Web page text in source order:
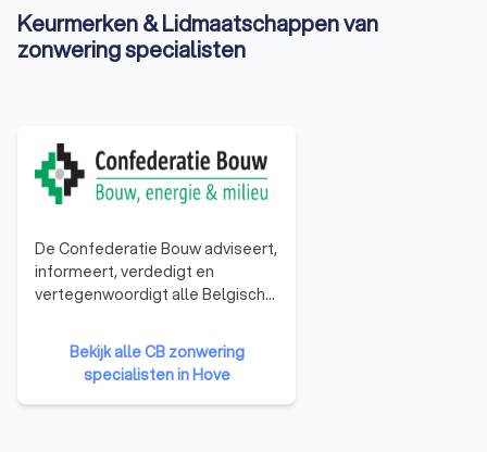
Keurmerken & Lidmaatschappen van
zonwering specialisten
De Confederatie Bouw adviseert,
informeert, verdedigt en
vertegenwoordigt alle Belgische
éénmanszaken tot grote
bedrijven. De organisatie
vertegenwoordigt 16.000
ondernemingen uit de sector.
Bekijk alle CB zonwering
specialisten in Hove